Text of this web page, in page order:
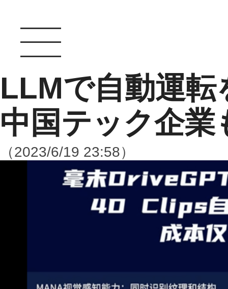
LLMで自動運転
中国テック企業
（2023/6/19 23:58）